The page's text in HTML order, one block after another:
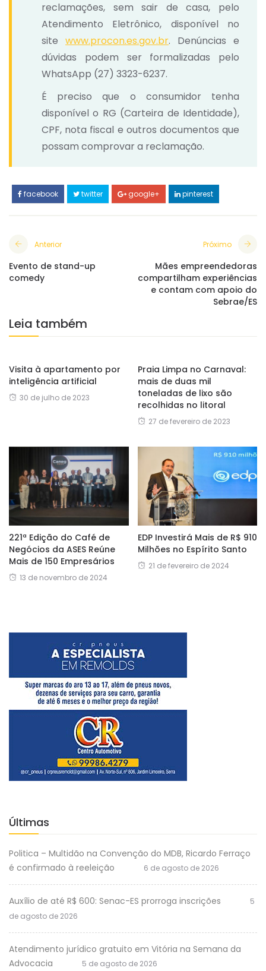
reclamações, sem sair de casa, pelo
Atendimento Eletrônico, disponível no
site www.procon.es.gov.br. Denúncias e
dúvidas podem ser formalizadas pelo
WhatsApp (27) 3323-6237.
É preciso que o consumidor tenha
disponível o RG (Carteira de Identidade),
CPF, nota fiscal e outros documentos que
possam comprovar a reclamação.
facebook twitter google+ pinterest
Anterior
Evento de stand-up
comedy
Próximo
Mães empreendedoras
compartilham experiências
e contam com apoio do
Sebrae/ES
Leia também
Visita à apartamento por
inteligência artificial
30 de julho de 2023
Praia Limpa no Carnaval:
mais de duas mil
toneladas de lixo são
recolhidas no litoral
27 de fevereiro de 2023
221ª Edição do Café de
Negócios da ASES Reúne
Mais de 150 Empresários
13 de novembro de 2024
EDP Investirá Mais de R$ 910
Milhões no Espírito Santo
21 de fevereiro de 2024
Últimas
Politica – Multidão na Convenção do MDB, Ricardo Ferraço
é confirmado à reeleição
6 de agosto de 2026
Auxílio de até R$ 600: Senac-ES prorroga inscrições
5
de agosto de 2026
Atendimento jurídico gratuito em Vitória na Semana da
Advocacia
5 de agosto de 2026